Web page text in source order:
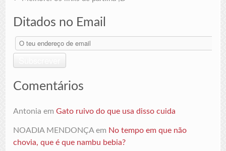
Ditados no Email
O
teu
de
email
Comentários
Antonia emGato ruivo do que usa disso cuida
NOADIA MENDONÇAem No tempo em que não
chovia, que é que nambu bebia?